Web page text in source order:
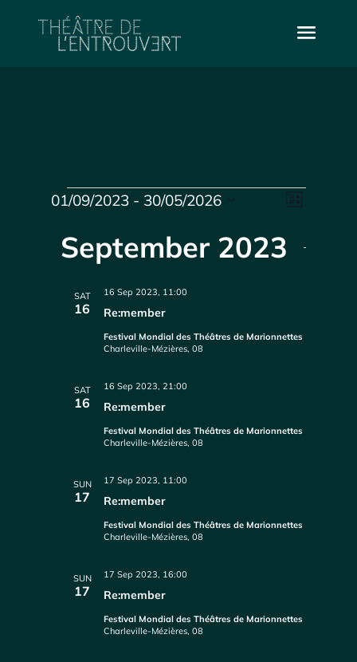
Events
01/09/2023 - 30/05/2026
September 2023
SAT
16 Re:member
16 Sep 2023, 11:00
Festival Mondial des Théâtres de Marionnettes
Charleville-Mézières, 08
SAT
16 Re:member
16 Sep 2023, 21:00
Festival Mondial des Théâtres de Marionnettes
Charleville-Mézières, 08
SUN
17 Re:member
17 Sep 2023, 11:00
Festival Mondial des Théâtres de Marionnettes
Charleville-Mézières, 08
SUN
17 Re:member
17 Sep 2023, 16:00
Festival Mondial des Théâtres de Marionnettes
Charleville-Mézières, 08